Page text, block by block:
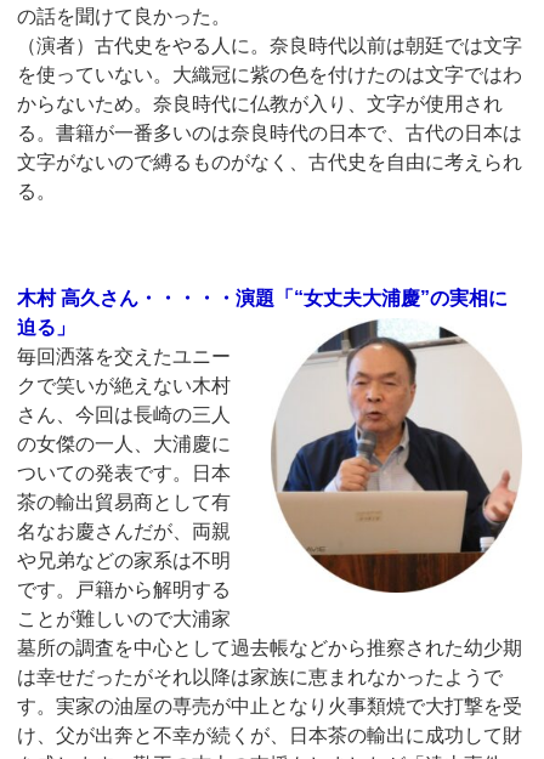
の話を聞けて良かった。
（演者）古代史をやる人に。奈良時代以前は朝廷では文字
を使っていない。大織冠に紫の色を付けたのは文字ではわ
からないため。奈良時代に仏教が入り、文字が使用され
る。書籍が一番多いのは奈良時代の日本で、古代の日本は
文字がないので縛るものがなく、古代史を自由に考えられ
る。
木村 高久さん・・・・・演題「“女丈夫大浦慶”の実相に
迫る」
毎回洒落を交えたユニー
クで笑いが絶えない木村
さん、今回は長崎の三人
の女傑の一人、大浦慶に
ついての発表です。日本
茶の輸出貿易商として有
名なお慶さんだが、両親
や兄弟などの家系は不明
です。戸籍から解明する
ことが難しいので大浦家
墓所の調査を中心として過去帳などから推察された幼少期
は幸せだったがそれ以降は家族に恵まれなかったようで
す。実家の油屋の専売が中止となり火事類焼で大打撃を受
け、父が出奔と不幸が続くが、日本茶の輸出に成功して財